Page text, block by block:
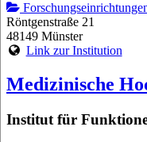
Röntgenstraße 21
48149 Münster
Link zur Institution
Medizinische
Institut für